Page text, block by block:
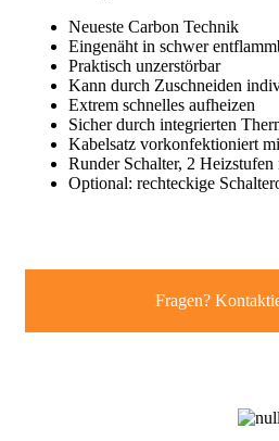
Neueste Carbon Technik
Eingenäht in schwer
Praktisch unzerstörbar
Kann durch Zuschneiden
Extrem schnelles aufheizen
Sicher durch integrierten
Kabelsatz vorkonfektioniert
Runder Schalter, 2
Optional: rechteckige
Fragen?